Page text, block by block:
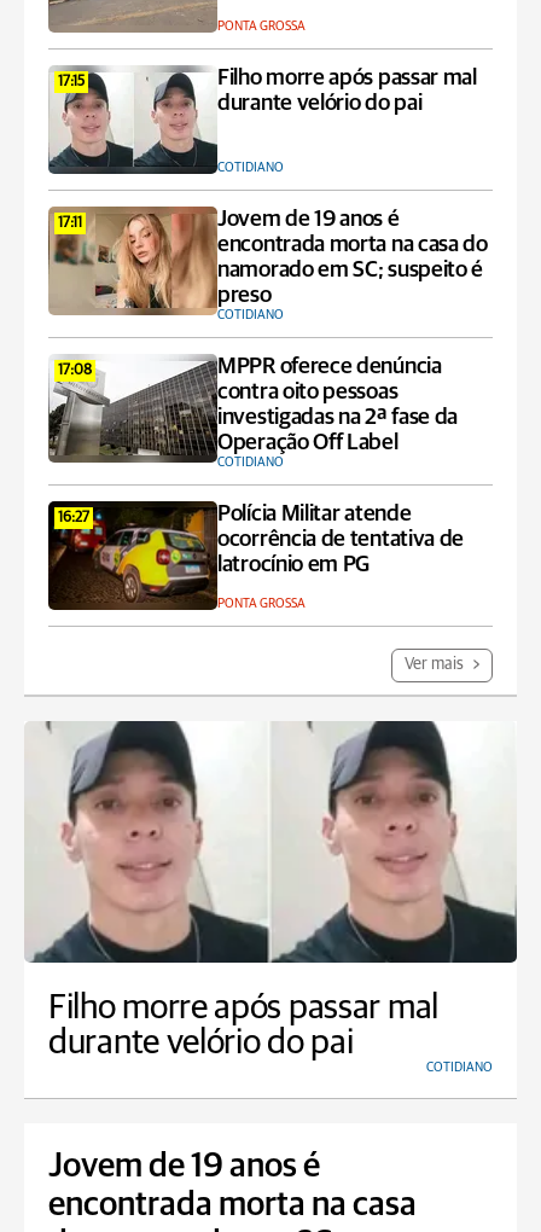
PONTA GROSSA
17:15
Filho morre após passar mal
durante velório do pai
COTIDIANO
17:11
Jovem de 19 anos é
encontrada morta na casa do
namorado em SC; suspeito é
preso
COTIDIANO
17:08
MPPR oferece denúncia
contra oito pessoas
investigadas na 2ª fase da
Operação Off Label
COTIDIANO
16:27
Polícia Militar atende
ocorrência de tentativa de
latrocínio em PG
PONTA GROSSA
Ver mais
Filho morre após passar mal
durante velório do pai
COTIDIANO
Jovem de 19 anos é
encontrada morta na casa